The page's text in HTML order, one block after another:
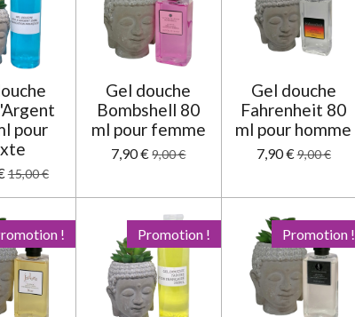
pour
15,00 €
Gel douche
Bombshell 80
ml pour femme
7,90 € 9,00 €
Gel douche
Fahrenheit 80
ml pour homme
7,90 €9,00 €
! Promotion ! Promotion !